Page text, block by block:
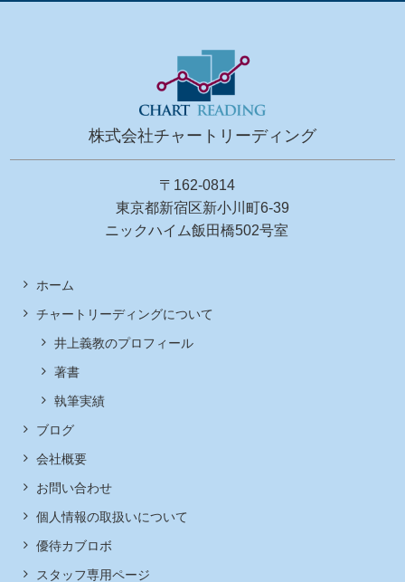
株式会社チャートリーディング
〒162-0814
東京都新宿区新小川町6-39
ニックハイム飯田橋502号室
ホーム
チャートリーディングについて
井上義教のプロフィール
著書
執筆実績
ブログ
会社概要
お問い合わせ
個人情報の取扱いについて
優待カブロボ
スタッフ専用ページ